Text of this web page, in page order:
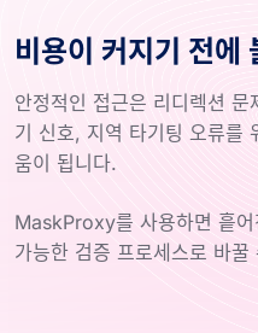
비용이 커지기 전에
안정적인 접근은 리디렉션
기 신호, 지역 타기팅 오류를
움이 됩니다.
MaskProxy를 사용하면 흩
가능한 검증 프로세스로 바꿀